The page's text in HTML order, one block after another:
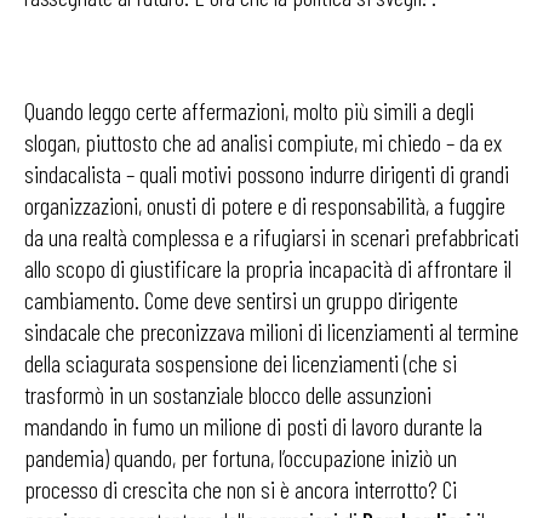
Quando leggo certe affermazioni, molto più simili a degli
slogan, piuttosto che ad analisi compiute, mi chiedo – da ex
sindacalista – quali motivi possono indurre dirigenti di grandi
organizzazioni, onusti di potere e di responsabilità, a fuggire
da una realtà complessa e a rifugiarsi in scenari prefabbricati
allo scopo di giustificare la propria incapacità di affrontare il
cambiamento. Come deve sentirsi un gruppo dirigente
sindacale che preconizzava milioni di licenziamenti al termine
della sciagurata sospensione dei licenziamenti (che si
trasformò in un sostanziale blocco delle assunzioni
mandando in fumo un milione di posti di lavoro durante la
pandemia) quando, per fortuna, l’occupazione iniziò un
processo di crescita che non si è ancora interrotto? Ci